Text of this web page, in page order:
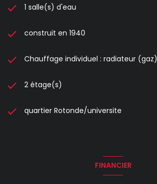
1 salle(s) d'eau
construit en 1940
Chauffage individuel : radiateur (gaz)
2 étage(s)
quartier Rotonde/universite
FINANCIER